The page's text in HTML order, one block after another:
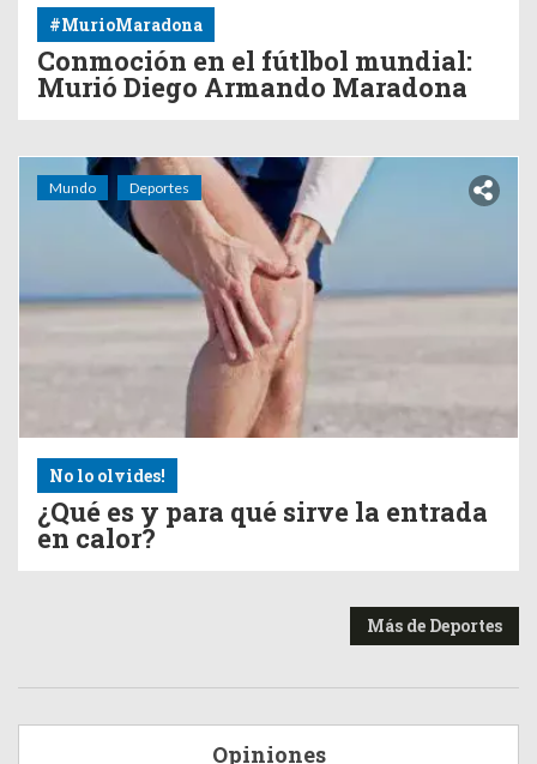
#MurioMaradona
Conmoción en el fútlbol mundial:
Murió Diego Armando Maradona
Mundo Deportes
No lo olvides!
¿Qué es y para qué sirve la entrada
en calor?
Más de Deportes
Opiniones